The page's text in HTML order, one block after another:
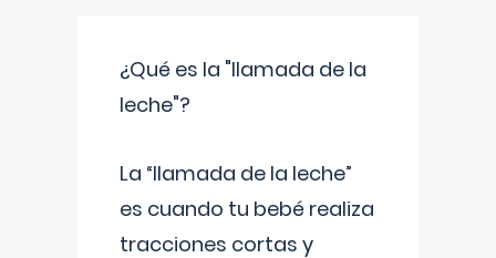
¿Qué es la "llamada de la
leche"?
La “llamada de la leche”
es cuando tu bebé realiza
tracciones cortas y